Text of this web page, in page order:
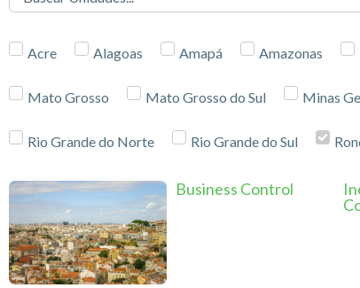
Acre Alagoas Amapá Amazonas
Mato Grosso Mato Grosso do Sul Minas
Rio Grande do Norte Rio Grande do Sul
Business Control